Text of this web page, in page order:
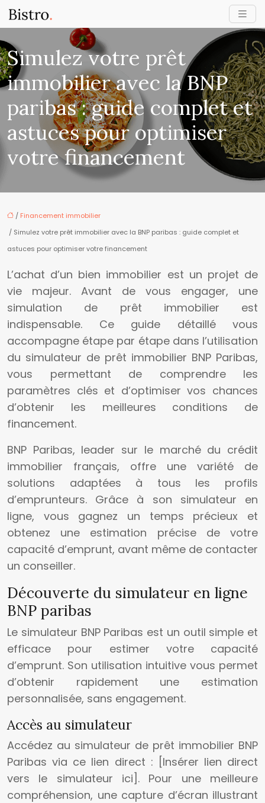
Simulez votre prêt
immobilier avec la BNP
paribas : guide complet et
astuces pour optimiser
votre financement
/ Financement immobilier
/ Simulez votre prêt immobilier avec la BNP paribas : guide complet et
astuces pour optimiser votre financement
L’achat d’un bien immobilier est un projet de
vie majeur. Avant de vous engager, une
simulation de prêt immobilier est
indispensable. Ce guide détaillé vous
accompagne étape par étape dans l’utilisation
du simulateur de prêt immobilier BNP Paribas,
vous permettant de comprendre les
paramètres clés et d’optimiser vos chances
d’obtenir les meilleures conditions de
financement.
BNP Paribas, leader sur le marché du crédit
immobilier français, offre une variété de
solutions adaptées à tous les profils
d’emprunteurs. Grâce à son simulateur en
ligne, vous gagnez un temps précieux et
obtenez une estimation précise de votre
capacité d’emprunt, avant même de contacter
un conseiller.
Découverte du simulateur en ligne
BNP paribas
Le simulateur BNP Paribas est un outil simple et
efficace pour estimer votre capacité
d’emprunt. Son utilisation intuitive vous permet
d’obtenir rapidement une estimation
personnalisée, sans engagement.
Accès au simulateur
Accédez au simulateur de prêt immobilier BNP
Paribas via ce lien direct : [Insérer lien direct
vers le simulateur ici]. Pour une meilleure
compréhension, une capture d’écran illustrant